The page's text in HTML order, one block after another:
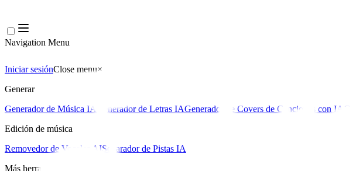
Navigation Menu
Iniciar sesiónClose menu×
Generar
Generador de Música IA
Generador de Letras IAGenerador de Covers de Canciones con IA
Edición de música
Removedor de Vocales AISeparador de Pistas IA
Más herramientas de música